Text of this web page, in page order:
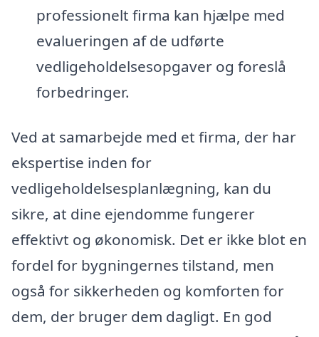
professionelt firma kan hjælpe med
evalueringen af de udførte
vedligeholdelsesopgaver og foreslå
forbedringer.
Ved at samarbejde med et firma, der har
ekspertise inden for
vedligeholdelsesplanlægning, kan du
sikre, at dine ejendomme fungerer
effektivt og økonomisk. Det er ikke blot en
fordel for bygningernes tilstand, men
også for sikkerheden og komforten for
dem, der bruger dem dagligt. En god